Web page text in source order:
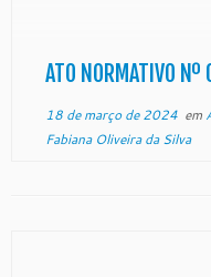
ATO NORMATIVO
18 de março de 2024em
Fabiana Oliveira da Silva